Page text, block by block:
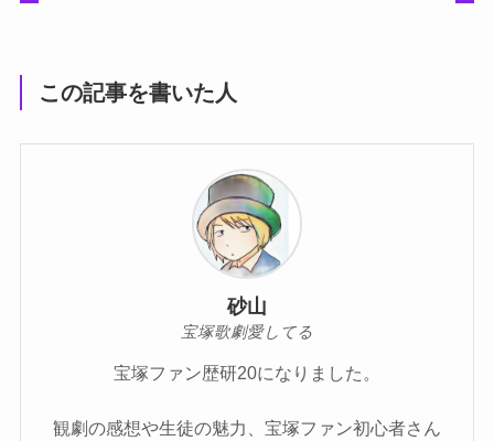
この記事を書いた人
砂山
宝塚歌劇愛してる
宝塚ファン歴研20になりました。
観劇の感想や生徒の魅力、宝塚ファン初心者さん